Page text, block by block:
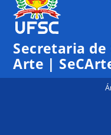
Secretaria
Arte |